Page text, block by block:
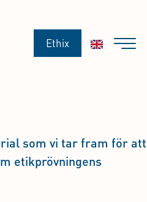
Ethix
som vi tar fram för att
etikprövningens